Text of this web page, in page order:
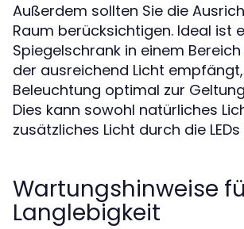
Außerdem sollten Sie die
Raum berücksichtigen. Ideal ist
Spiegelschrank in einem
der ausreichend Licht empfängt,
Beleuchtung optimal zur
Dies kann sowohl natürliches
zusätzliches Licht durch die LEDs
Wartungshinweise
Langlebigkeit